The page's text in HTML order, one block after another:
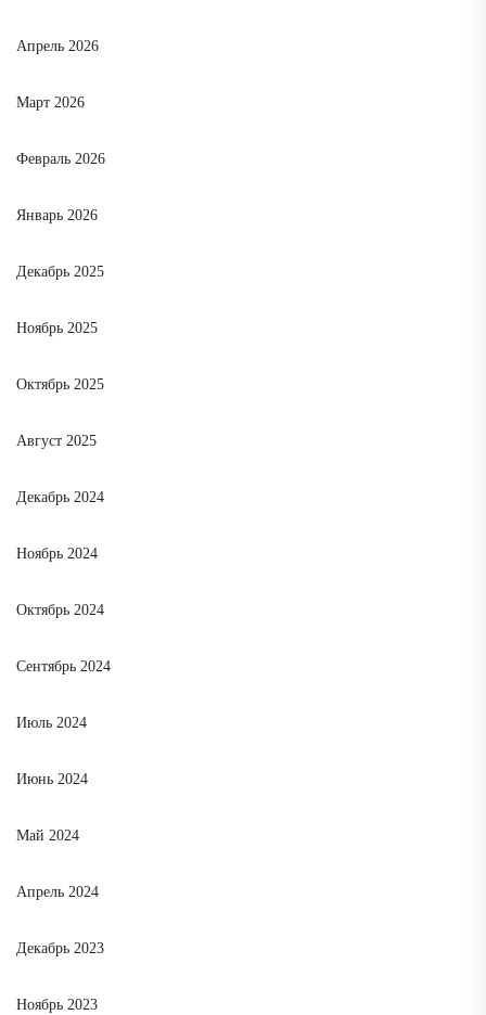
Апрель 2026
Март 2026
Февраль 2026
Январь 2026
Декабрь 2025
Ноябрь 2025
Октябрь 2025
Август 2025
Декабрь 2024
Ноябрь 2024
Октябрь 2024
Сентябрь 2024
Июль 2024
Июнь 2024
Май 2024
Апрель 2024
Декабрь 2023
Ноябрь 2023